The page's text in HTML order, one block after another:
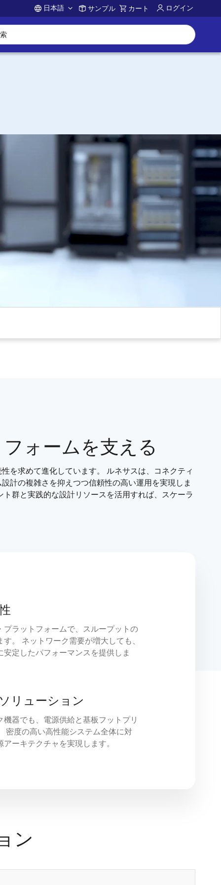
Account
日本語 サンプル カート ログイン
ォームを支える
を求めて進化しています。 ルネサスは、コネクティ
計の複雑さを抑えつつ信頼性の高い運用を実現しま
群と実践的な設計リソースを活用すれば、スケーラ
ラットフォームで、スループットの
。 ネットワーク需要が増大しても、
定したパフォーマンスを提供しま
リューション
器でも、電源供給と基板フットプリ
密度の高い高性能システム全体に対
ーキテクチャを実現します。
ン